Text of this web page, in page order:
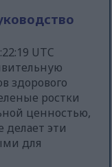
UTC
здорового
ростки
ценностью,
делает эти
для